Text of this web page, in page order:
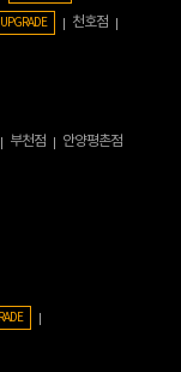
UPGRADE
천호점
부천점 안양평촌점